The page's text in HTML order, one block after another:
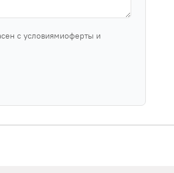
с условиямиоферты и